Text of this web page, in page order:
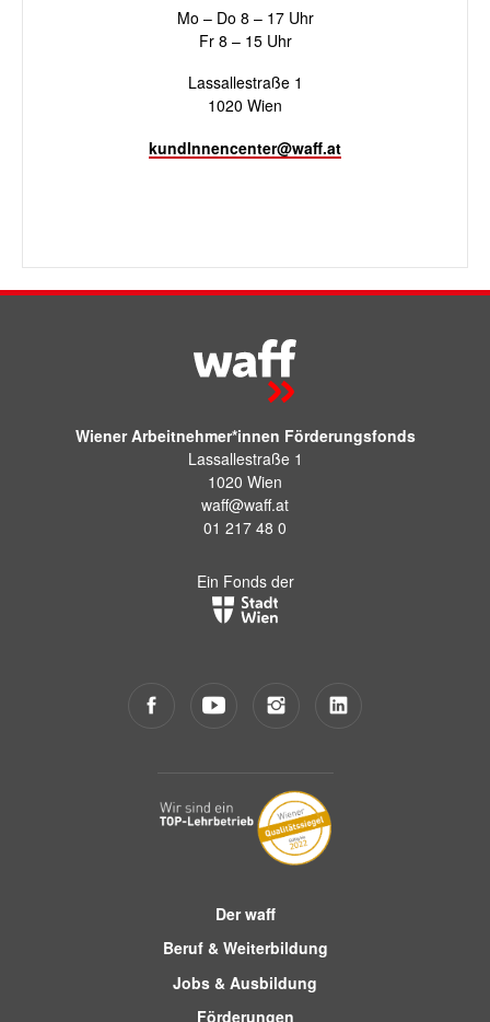
Mo – Do 8 – 17 Uhr
Fr 8 – 15 Uhr
Lassallestraße 1
1020 Wien
kundInnencenter@waff.at
Wiener Arbeitnehmer*innen Förderungsfonds
Lassallestraße 1
1020 Wien
waff@waff.at
01 217 48 0
Ein Fonds der
Der waff
Beruf & Weiterbildung
Jobs & Ausbildung
Förderungen